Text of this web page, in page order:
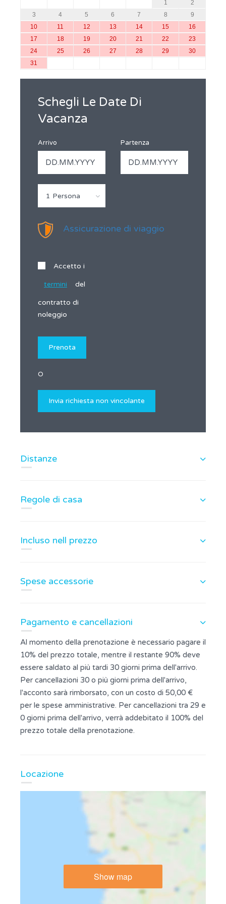
1
2
3
4 5 6 7 8
9
10
11 12 13 14 15
16
17
18 19 20 21 22
23
24
25 26 27 28 29
30
31
Schegli Le Date Di
Vacanza
Arrivo Partenza
1 Persona
Assicurazione di viaggio
Accetto i
termini del
contratto di
noleggio
O
Distanze
Regole di casa
Incluso nell prezzo
Spese accessorie
Pagamento e cancellazioni
Al momento della prenotazione è necessario pagare il
10% del prezzo totale, mentre il restante 90% deve
essere saldato al più tardi 30 giorni prima dell'arrivo.
Per cancellazioni 30 o più giorni prima dell'arrivo,
l'acconto sarà rimborsato, con un costo di 50,00 €
per le spese amministrative. Per cancellazioni tra 29 e
0 giorni prima dell'arrivo, verrà addebitato il 100% del
prezzo totale della prenotazione.
Locazione
Show map